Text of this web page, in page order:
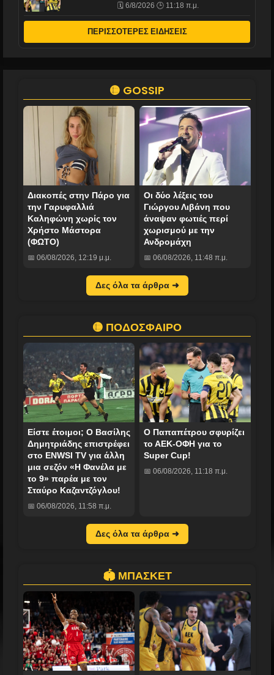
🗓️ 6/8/2026 🕒 11:18 π.μ.
ΠΕΡΙΣΣΟΤΕΡΕΣ ΕΙΔΗΣΕΙΣ
🟡 GOSSIP
Διακοπές στην Πάρο για
την Γαρυφαλλιά
Καληφώνη χωρίς τον
Χρήστο Μάστορα
(ΦΩΤΟ)
📅 06/08/2026, 12:19 μ.μ.
Οι δύο λέξεις του
Γιώργου Λιβάνη που
άναψαν φωτιές περί
χωρισμού με την
Ανδρομάχη
📅 06/08/2026, 11:48 π.μ.
Δες όλα τα άρθρα ➜
🟡 ΠΟΔΟΣΦΑΙΡΟ
Είστε έτοιμοι; Ο Βασίλης
Δημητριάδης επιστρέφει
στο ENWSI TV για άλλη
μια σεζόν «Η Φανέλα με
το 9» παρέα με τον
Σταύρο Καζαντζόγλου!
📅 06/08/2026, 11:58 π.μ.
Ο Παπαπέτρου σφυρίζει
το ΑΕΚ-ΟΦΗ για το
Super Cup!
📅 06/08/2026, 11:18 π.μ.
Δες όλα τα άρθρα ➜
🏟️ ΜΠΑΣΚΕΤ